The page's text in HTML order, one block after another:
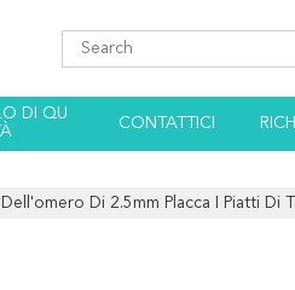
DI QU
CONTATTICI
Dell'omero Di 2.5mm Placca I Piatti